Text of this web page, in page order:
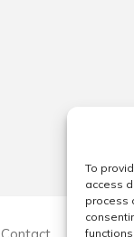
To
access
process
functions.